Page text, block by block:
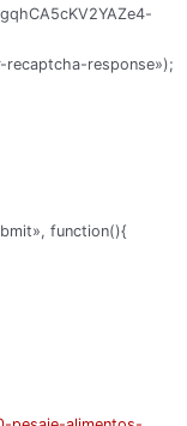
recaptcha-response»);
function(){